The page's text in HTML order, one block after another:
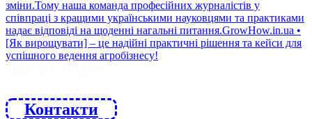
Контакти